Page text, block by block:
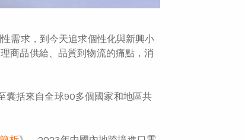
需求，到今天追求個性化與新興小
商品供給、品質到物流的痛點，消
囊括來自全球90多個國家和地區共